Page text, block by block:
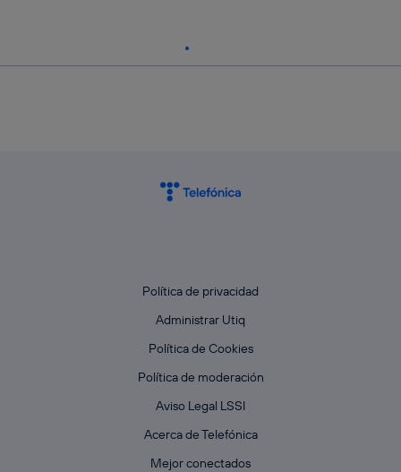
Política de privacidad
Administrar Utiq
Política de Cookies
Política de moderación
Aviso Legal LSSI
Acerca de Telefónica
Mejor conectados